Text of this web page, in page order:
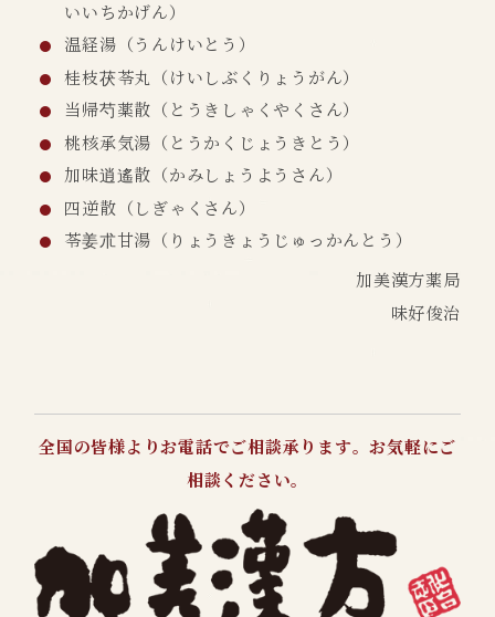
いいちかげん）
温経湯（うんけいとう）
桂枝茯苓丸（けいしぶくりょうがん）
当帰芍薬散（とうきしゃくやくさん）
桃核承気湯（とうかくじょうきとう）
加味逍遙散（かみしょうようさん）
四逆散（しぎゃくさん）
苓姜朮甘湯（りょうきょうじゅっかんとう）
加美漢方薬局
味好俊治
全国の皆様よりお電話でご相談承ります。お気軽にご
相談ください。